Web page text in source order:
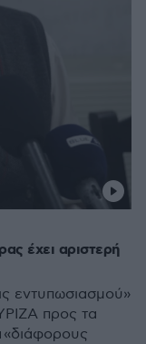
έχει αριστερή
εντυπωσιασμού»
προς τα
«διάφορους